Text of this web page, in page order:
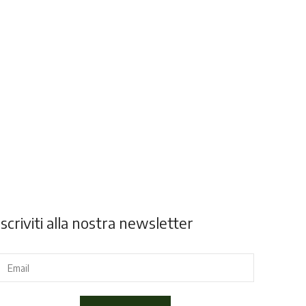
alla nostra newsletter